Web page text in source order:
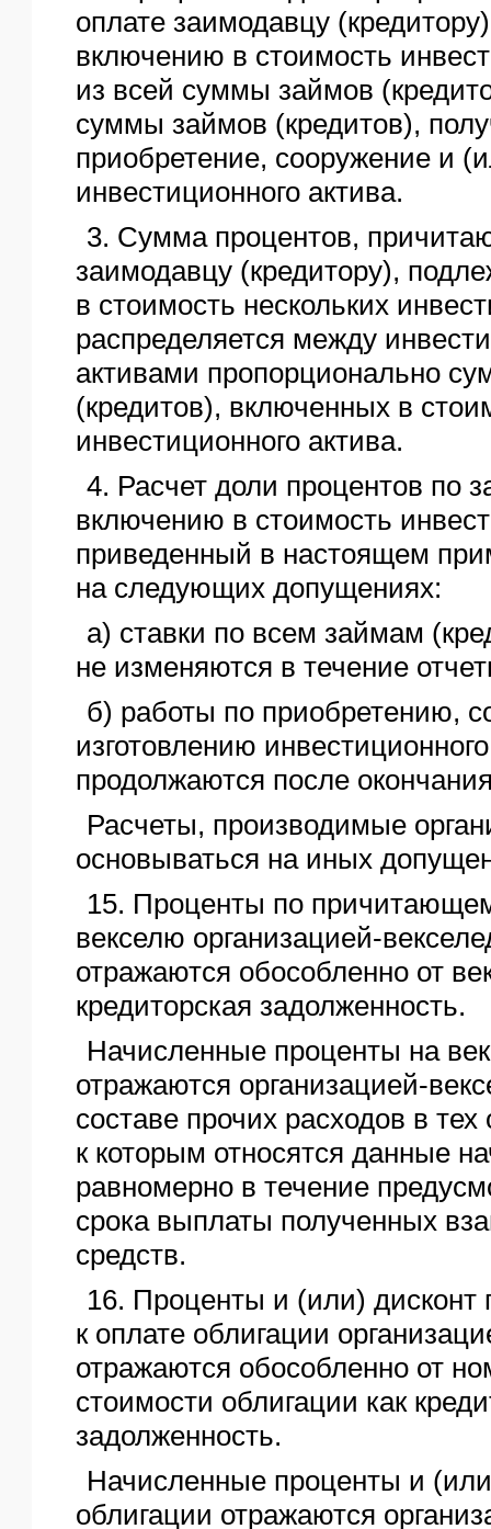
оплате заимодавцу
включению в стоимость
из всей суммы займов
суммы займов (кредитов),
приобретение, сооружение и
инвестиционного актива.
3. Сумма процентов,
заимодавцу (кредитору),
в стоимость нескольких
распределяется между
активами пропорционально
(кредитов), включенных в
инвестиционного актива.
4. Расчет доли процентов по
включению в стоимость
приведенный в настоящем
на следующих допущениях:
а) ставки по всем займам
не изменяются в течение
б) работы по приобретению,
изготовлению
продолжаются после
Расчеты, производимые
основываться на иных
15. Проценты по
векселю организацией-
отражаются обособленно от
кредиторская задолженность.
Начисленные проценты на
отражаются организацией-
составе прочих расходов в
к которым относятся данные
равномерно в течение
срока выплаты полученных
средств.
16. Проценты и (или)
к оплате облигации
отражаются обособленно от
стоимости облигации как
задолженность.
Начисленные проценты и
облигации отражаются